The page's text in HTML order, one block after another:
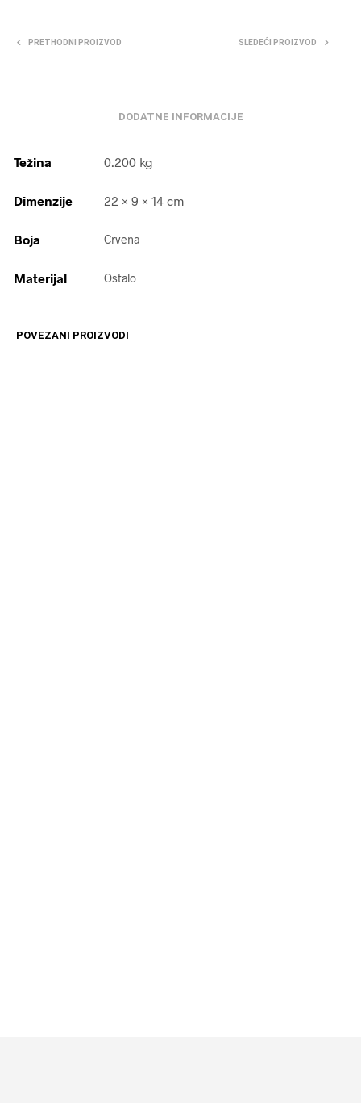
PRETHODNI PROIZVOD SLEDEĆI PROIZVOD
DODATNE INFORMACIJE
Težina 0.200 kg
Dimenzije 22 × 9 × 14 cm
Boja Crvena
Materijal Ostalo
POVEZANI PROIZVODI